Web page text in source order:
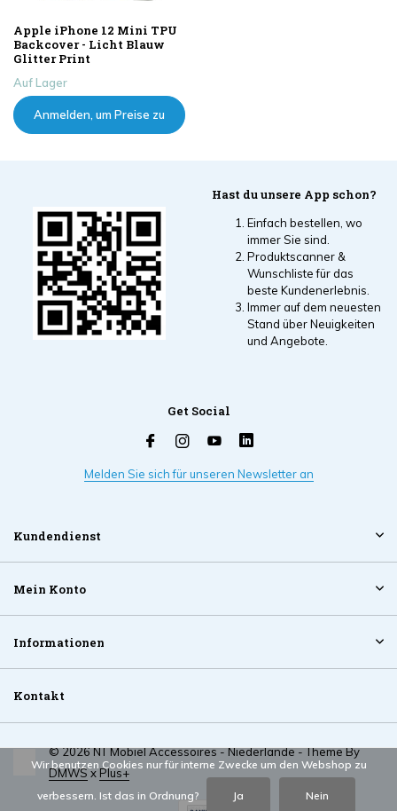
Apple iPhone 12 Mini TPU
Backcover - Licht Blauw
Glitter Print
Auf Lager
Anmelden, um Preise zu
Hast du unsere App schon?
Einfach bestellen, wo
immer Sie sind.
Produktscanner &
Wunschliste für das
beste Kundenerlebnis.
Immer auf dem neuesten
Stand über Neuigkeiten
und Angebote.
Get Social
Melden Sie sich für unseren Newsletter an
Kundendienst
Mein Konto
Informationen
Kontakt
© 2026 NT Mobiel Accessoires - Niederlande - Theme By
DMWSxPlus+
Wir benutzen Cookies nur für interne Zwecke um den Webshop zu
verbessern. Ist das in Ordnung? Ja Nein